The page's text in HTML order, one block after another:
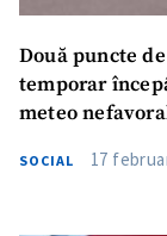
Două puncte
temporar
meteo
SOCIAL 17